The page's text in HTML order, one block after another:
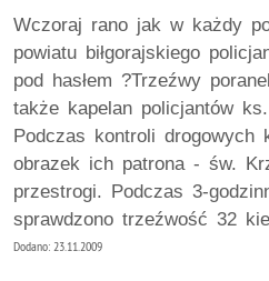
Wczoraj rano jak w każdy
powiatu biłgorajskiego
pod hasłem ?Trzeźwy
także kapelan policjantów
Podczas kontroli drogowych
obrazek ich patrona - św.
przestrogi. Podczas 3-
sprawdzono trzeźwość 32
Dodano: 23.11.2009